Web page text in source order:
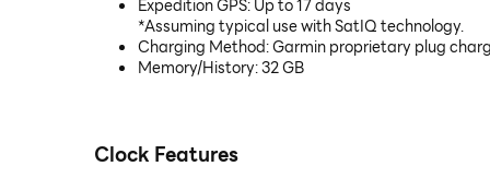
Expedition GPS: Up to 17 days
*Assuming typical use with SatIQ technology.
Charging Method: Garmin proprietary plug
Memory/History: 32 GB
Clock Features